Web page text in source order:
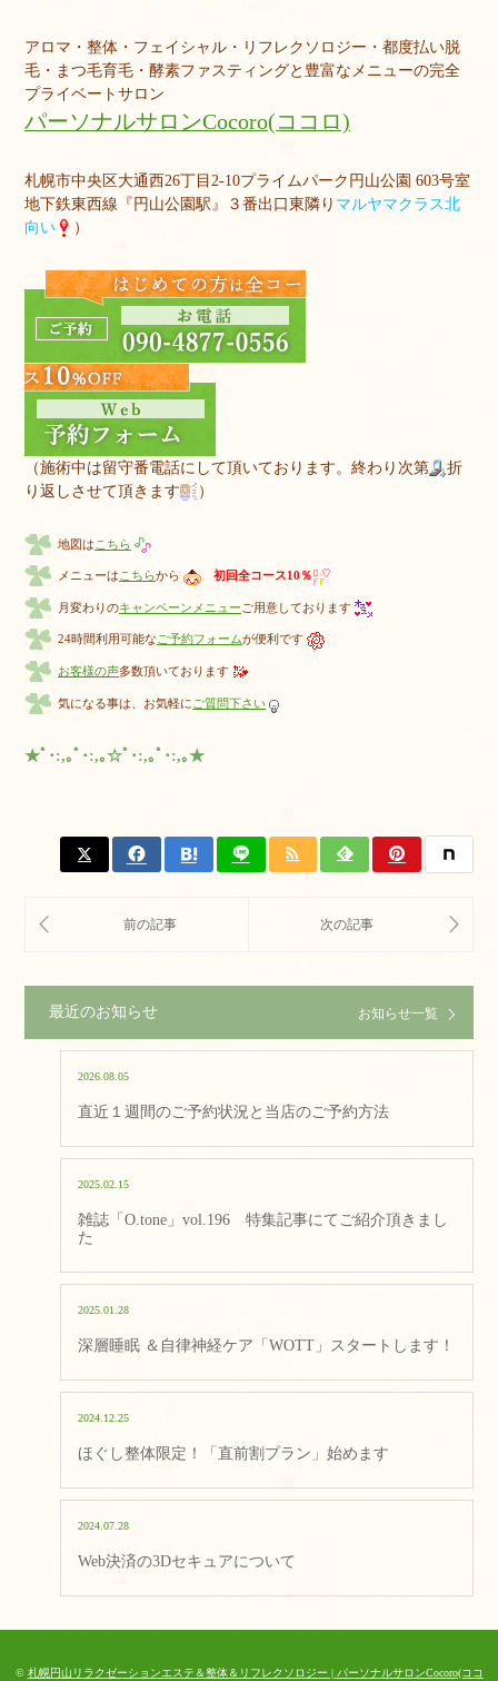
アロマ・整体・フェイシャル・リフレクソロジー・都度払い脱
毛・まつ毛育毛・酵素ファスティングと豊富なメニューの完全
プライベートサロン
パーソナルサロンCocoro(ココロ)
札幌市中央区大通西26丁目2-10プライムパーク円山公園 603号室
地下鉄東西線『円山公園駅』３番出口東隣り マルヤマクラス北
向い
）
（施術中は留守番電話にして頂いております。終わり次第
折
り返しさせて頂きます
）
地図は こちら
メニューは こちらから 初回全コース10％
月変わりのキャンペーンメニュー ご用意しております
24時間利用可能な ご予約フォームが便利です
お客様の声多数頂いております
気になる事は、お気軽に ご質問下さい
★ﾟ･:,｡ﾟ･:,｡☆ﾟ･:,｡ﾟ･:,｡★
最近のお知らせ お知らせ一覧
2026.08.05
直近１週間のご予約状況と当店のご予約方法
2025.02.15
雑誌「O.tone」vol.196 特集記事にてご紹介頂きまし
た
2025.01.28
深層睡眠 ＆自律神経ケア「WOTT」スタートします！
2024.12.25
ほぐし整体限定！「直前割プラン」始めます
2024.07.28
Web決済の3Dセキュアについて
© 札幌円山リラクゼーションエステ＆整体＆リフレクソロジー | パーソナルサロンCocoro(ココ